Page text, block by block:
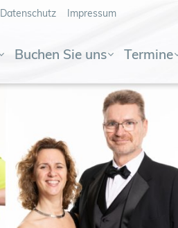
Buchen Sie uns Termine
Datenschutz Impressum